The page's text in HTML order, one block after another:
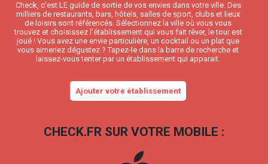
Check, c’est LE guide de sortie de vos envies dans votre ville. Des
milliers de restaurants, bars, hôtels, salles de sport, clubs et lieux
de loisirs sont référencés. Sélectionnez la ville où vous vous
trouvez et choisissez l’établissement qui vous fait rêver, le tour est
joué ! Vous avez une envie particulière, un cocktail ou un plat que
vous aimeriez dégustez ? Tapez-le dans la barre de recherche et
laissez-vous tenter par un établissement qui apparait.
Ajouter votre établissement
CHECK.FR SUR VOTRE MOBILE :